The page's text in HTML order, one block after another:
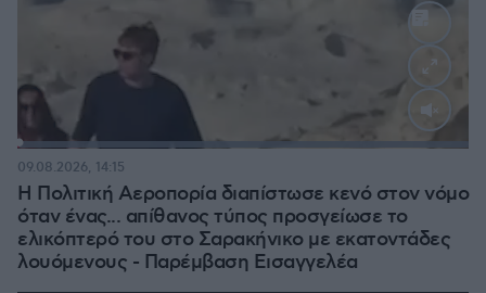
:
Η Πολιτική Αεροπορία διαπίστωσε κενό στον νόμο
όταν ένας... απίθανος τύπος προσγείωσε το
ελικόπτερό του στο Σαρακήνικο με εκατοντάδες
λουόμενους - Παρέμβαση Εισαγγελέα
09.08.2026, 14:15